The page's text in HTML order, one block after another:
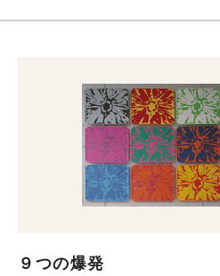
９つの爆発